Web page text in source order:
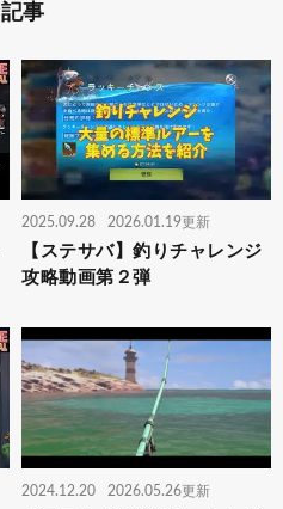
事
2025.09.28 2026.01.19更新
【ステサバ】釣りチャレンジ
攻略動画第２弾
2024.12.20 2026.05.26更新